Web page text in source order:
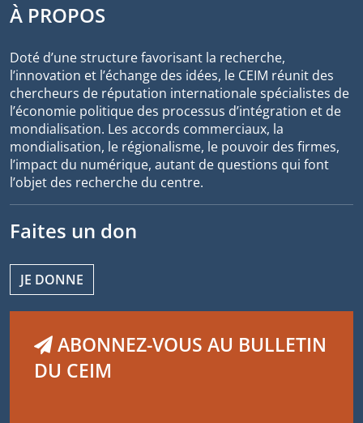
À PROPOS
Doté d’une structure favorisant la recherche,
l’innovation et l’échange des idées, le CEIM réunit des
chercheurs de réputation internationale spécialistes de
l’économie politique des processus d’intégration et de
mondialisation. Les accords commerciaux, la
mondialisation, le régionalisme, le pouvoir des firmes,
l’impact du numérique, autant de questions qui font
l’objet des recherche du centre.
Faites un don
JE DONNE
ABONNEZ-VOUS AU BULLETIN
DU CEIM